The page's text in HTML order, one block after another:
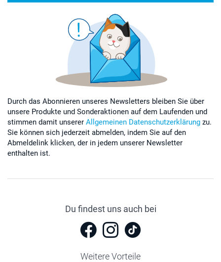
Durch das Abonnieren unseres Newsletters bleiben Sie über
unsere Produkte und Sonderaktionen auf dem Laufenden und
stimmen damit unserer Allgemeinen Datenschutzerklärung zu.
Sie können sich jederzeit abmelden, indem Sie auf den
Abmeldelink klicken, der in jedem unserer Newsletter
enthalten ist.
Du findest uns auch bei
Weitere Vorteile